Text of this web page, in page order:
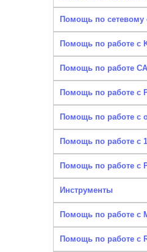
Помощь по
Помощь по работе с
Помощь по работе
Помощь по работе с
Помощь по работе с
Помощь по работе с
Помощь по работе с
Инструменты
Помощь по работе с
Помощь по работе с